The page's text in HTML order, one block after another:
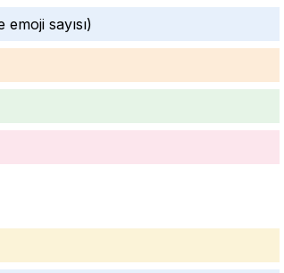
sayısı)